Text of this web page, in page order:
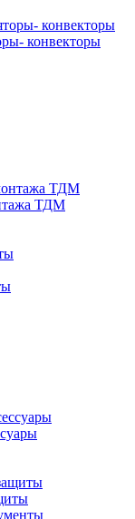
конвекторы
ТДМ